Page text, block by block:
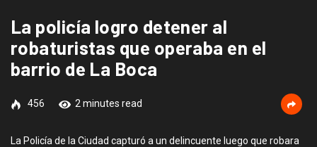
La policía logro detener al
robaturistas que operaba en el
barrio de La Boca
456 2 minutes read
La Policía de la Ciudad capturó a un delincuente luego que robara